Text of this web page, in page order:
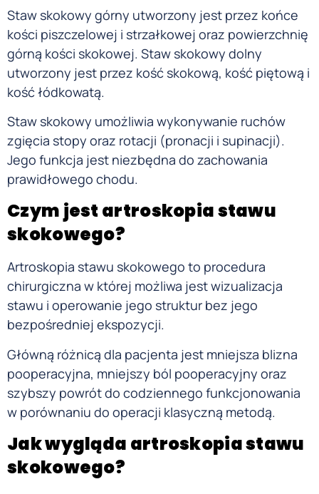
Staw skokowy górny utworzony jest przez końce
kości piszczelowej i strzałkowej oraz powierzchnię
górną kości skokowej. Staw skokowy dolny
utworzony jest przez kość skokową, kość piętową i
kość łódkowatą.
Staw skokowy umożliwia wykonywanie ruchów
zgięcia stopy oraz rotacji (pronacji i supinacji).
Jego funkcja jest niezbędna do zachowania
prawidłowego chodu.
Czym jest artroskopia stawu
skokowego?
Artroskopia stawu skokowego to procedura
chirurgiczna w której możliwa jest wizualizacja
stawu i operowanie jego struktur bez jego
bezpośredniej ekspozycji.
Główną różnicą dla pacjenta jest mniejsza blizna
pooperacyjna, mniejszy ból pooperacyjny oraz
szybszy powrót do codziennego funkcjonowania
w porównaniu do operacji klasyczną metodą.
Jak wygląda artroskopia stawu
skokowego?